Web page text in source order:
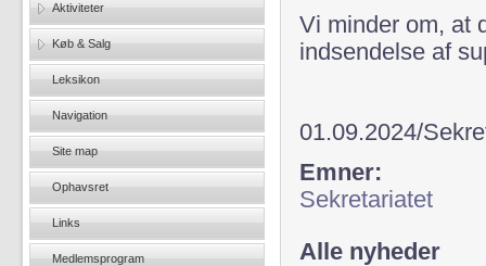
Vi minder om, at
indsendelse af
01.09.2024/
Emner:
Sekretariatet
Alle nyheder
Aktiviteter
Køb & Salg
Leksikon
Navigation
Site map
Ophavsret
Links
Medlemsprogram